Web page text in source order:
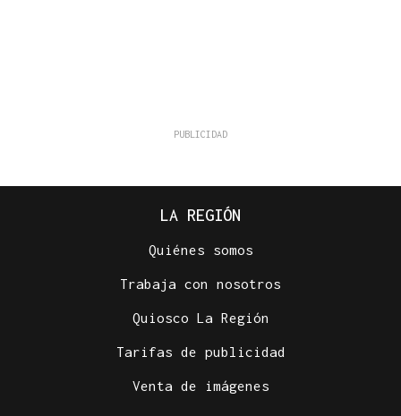
LA REGIÓN
Quiénes somos
Trabaja con nosotros
Quiosco La Región
Tarifas de publicidad
Venta de imágenes